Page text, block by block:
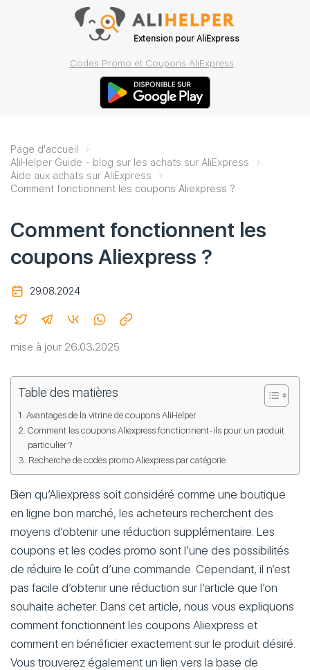
Extension pour AliExpress
Codes Promo et Coupons AliExpress
Page d'accueil
AliHelper Guide - blog sur les achats sur AliExpress
Aide aux achats sur AliExpress
Comment fonctionnent les coupons Aliexpress ?
Comment fonctionnent les
coupons Aliexpress ?
29.08.2024
mise à jour 26.03.2025
Table des matières
Avantages de la vitrine de coupons AliHelper
Comment les coupons Aliexpress fonctionnent-ils pour un produit
particulier ?
Recherche de codes promo Aliexpress par catégorie
Bien qu’Aliexpress soit considéré comme une boutique
en ligne bon marché, les acheteurs recherchent des
moyens d’obtenir une réduction supplémentaire. Les
coupons et les codes promo sont l’une des possibilités
de réduire le coût d’une commande. Cependant, il n’est
pas facile d’obtenir une réduction sur l’article que l’on
souhaite acheter. Dans cet article, nous vous expliquons
comment fonctionnent les coupons Aliexpress et
comment en bénéficier exactement sur le produit désiré.
Vous trouverez également un lien vers la base de